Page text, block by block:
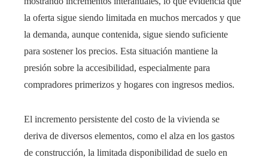
la oferta sigue siendo limitada en muchos mercados y que
la demanda, aunque contenida, sigue siendo suficiente
para sostener los precios. Esta situación mantiene la
presión sobre la accesibilidad, especialmente para
compradores primerizos y hogares con ingresos medios.
El incremento persistente del costo de la vivienda se
deriva de diversos elementos, como el alza en los gastos
de construcción, la limitada disponibilidad de suelo en